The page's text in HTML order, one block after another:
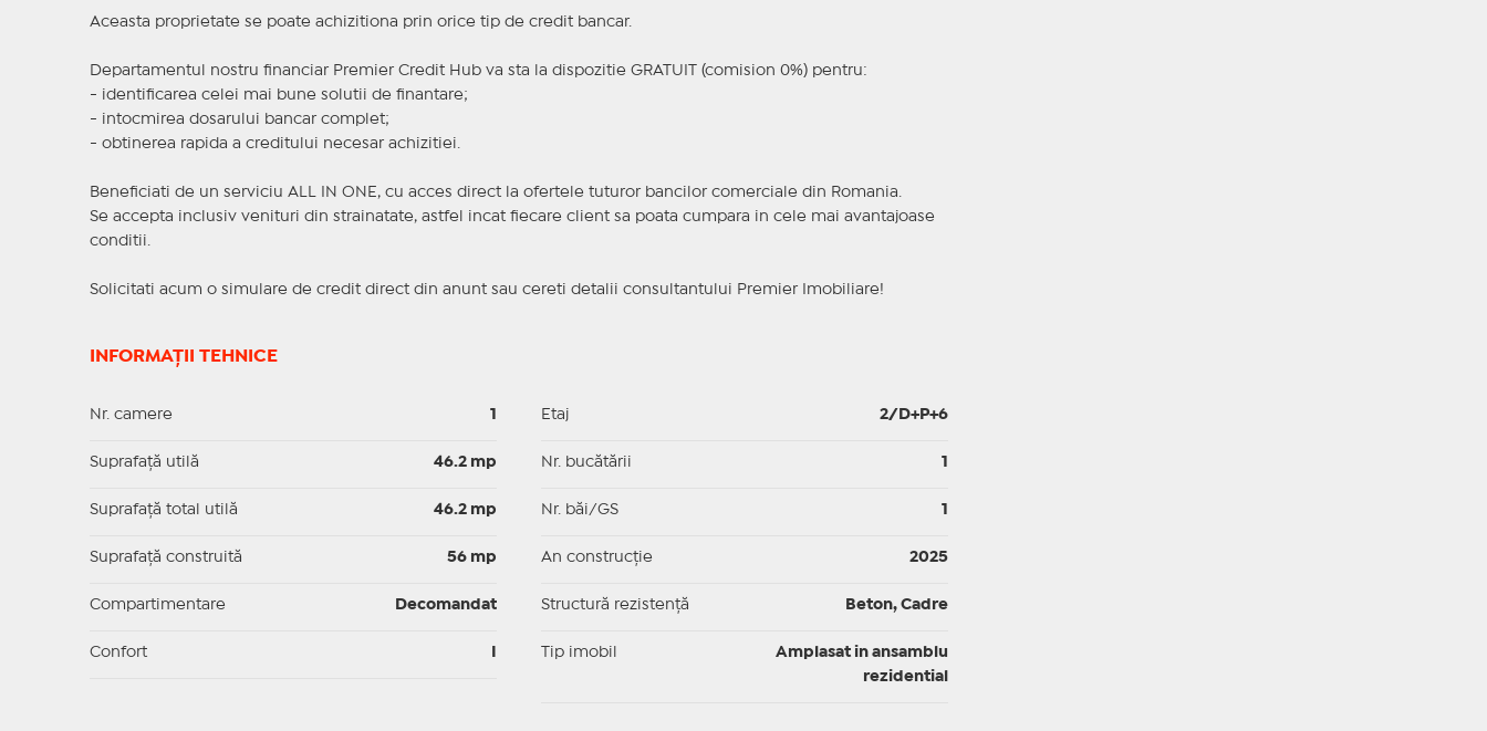
Aceasta proprietate se poate achizitiona prin orice tip de credit bancar.
Departamentul nostru financiar Premier Credit Hub va sta la dispozitie GRATUIT (comision 0%) pentru:
- identificarea celei mai bune solutii de finantare;
- intocmirea dosarului bancar complet;
- obtinerea rapida a creditului necesar achizitiei.
Beneficiati de un serviciu ALL IN ONE, cu acces direct la ofertele tuturor bancilor comerciale din Romania.
Se accepta inclusiv venituri din strainatate, astfel incat fiecare client sa poata cumpara in cele mai avantajoase
conditii.
Solicitati acum o simulare de credit direct din anunt sau cereti detalii consultantului Premier Imobiliare!
INFORMAȚII TEHNICE
Nr. camere
Suprafaţă utilă 46.2 mp
Suprafaţă total utilă 46.2 mp
Suprafaţă construită 56 mp
Compartimentare Decomandat
Confort
Etaj 2/D+P+6
Nr. bucătării
Nr. băi/GS
An construcție 2025
Structură rezistență Beton, Cadre
Tip imobil
Amplasat in ansamblu
rezidential